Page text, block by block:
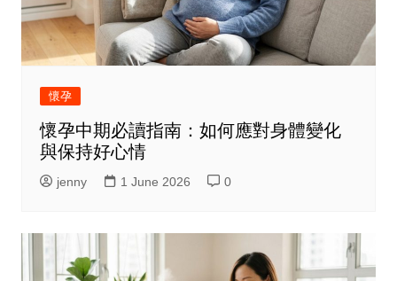
懷孕
懷孕中期必讀指南：如何應對身體變化
與保持好心情
jenny 1 June 2026 0